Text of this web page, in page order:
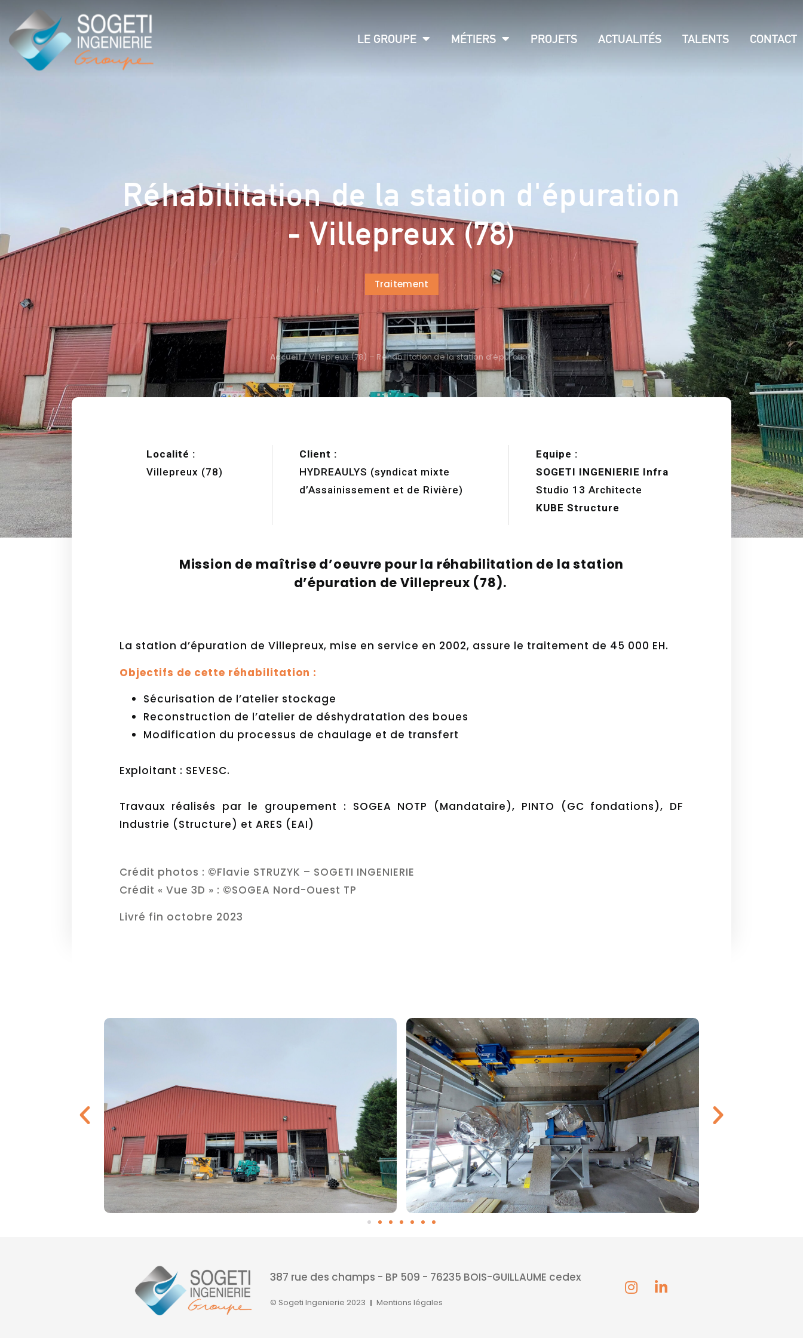
LE GROUPE MÉTIERS PROJETS ACTUALITÉS TALENTS CONTACT
Réhabilitation de la station d'épuration
- Villepreux (78)
Traitement
Accueil/Villepreux (78) – Réhabilitation de la station d’épuration
Localité :
Villepreux (78)
Client :
HYDREAULYS (syndicat mixte
d’Assainissement et de Rivière)
Equipe :
SOGETI INGENIERIE Infra
Studio 13 Architecte
KUBE Structure
Mission de maîtrise d’oeuvre pour la réhabilitation de la station
d’épuration de Villepreux (78).
La station d’épuration de Villepreux, mise en service en 2002, assure le traitement de 45 000 EH.
Objectifs de cette réhabilitation :
Sécurisation de l’atelier stockage
Reconstruction de l’atelier de déshydratation des boues
Modification du processus de chaulage et de transfert
Exploitant : SEVESC.
Travaux réalisés par le groupement : SOGEA NOTP (Mandataire), PINTO (GC fondations), DF
Industrie (Structure) et ARES (EAI)
Crédit photos : ©Flavie STRUZYK – SOGETI INGENIERIE
Crédit « Vue 3D » : ©SOGEA Nord-Ouest TP
Livré fin octobre 2023
387 rue des champs - BP 509 - 76235 BOIS-GUILLAUME cedex
© Sogeti Ingenierie 2023 Mentions légales